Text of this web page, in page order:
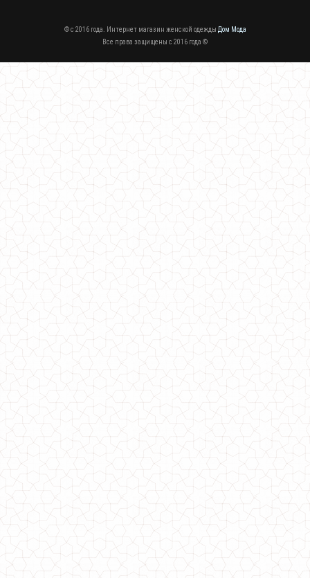
680.00грн.
Женское платье гольф теплое большого размера
550.00грн.
Стильное платье женское большого размера
1150.00грн. 690.00грн.
© c 2016 года. Интернет магазин женской одежды Дом Мода
Все права защищены c 2016 года ©